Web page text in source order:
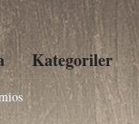
Kategoriler